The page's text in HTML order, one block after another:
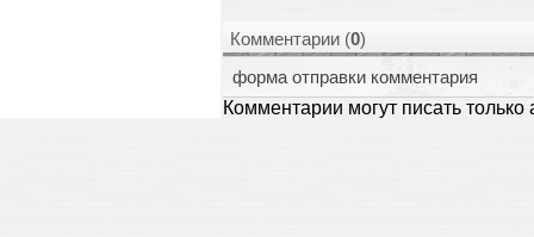
Комментарии (0)
форма отправки комментария
Комментарии могут писать